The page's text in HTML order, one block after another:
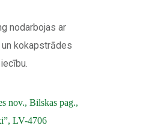
nodarbojas ar
kokapstrādes
nov., Bilskas pag.,
LV-4706